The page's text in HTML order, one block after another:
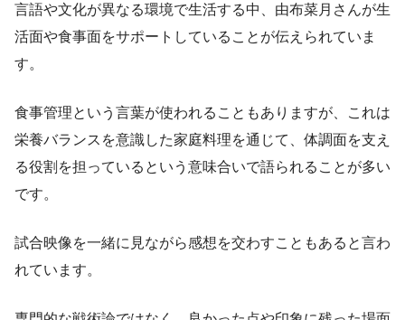
言語や文化が異なる環境で生活する中、由布菜月さんが生
活面や食事面をサポートしていることが伝えられていま
す。
食事管理という言葉が使われることもありますが、これは
栄養バランスを意識した家庭料理を通じて、体調面を支え
る役割を担っているという意味合いで語られることが多い
です。
試合映像を一緒に見ながら感想を交わすこともあると言わ
れています。